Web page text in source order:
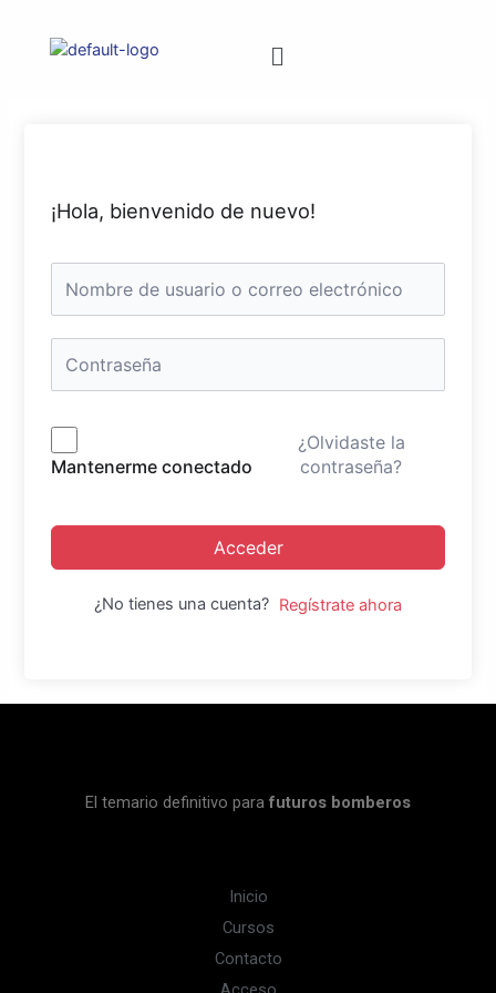
¡Hola, bienvenido de nuevo!
Mantenerme conectado
¿Olvidaste la
contraseña?
Acceder
¿No tienes una cuenta? Regístrate ahora
El temario definitivo para futuros bomberos
Inicio
Cursos
Contacto